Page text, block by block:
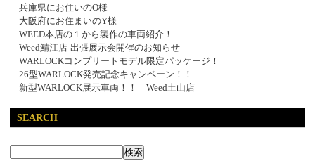
兵庫県にお住いのO様
大阪府にお住まいのY様
WEED本店の１から製作の車両紹介！
Weed鯖江店 出張展示会開催のお知らせ
WARLOCKコンプリートモデル限定パッケージ！
26型WARLOCK発売記念キャンペーン！！
新型WARLOCK展示車両！！ Weed土山店
SEARCH